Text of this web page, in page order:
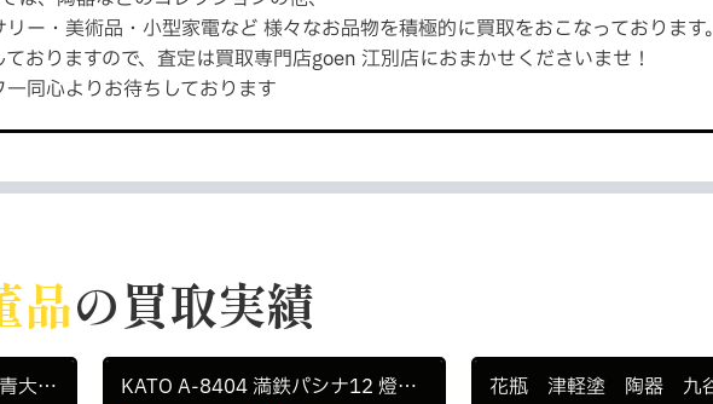
ー・美術品・小型家電など 様々なお品物を積極的に買取をおこなっております。
おりますので、査定は買取専門店goen 江別店におまかせくださいませ！
同心よりお待ちしております
品の買取実績
KATO 10-234 特急「はと」青大将 機関車 鉄道 レトロ KATO A-8404 満鉄パシナ12 燈火管制改造・あじあ号 セット 機関車 鉄道 レトロ